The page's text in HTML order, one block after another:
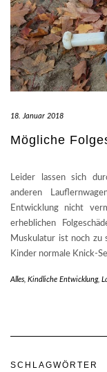
18. Januar 2018
Mögliche
Leider lassen sich
anderen
Entwicklung nicht
erheblichen
Muskulatur ist noch zu
Kinder normale Knick-
Alles, Kindliche Entwicklung,
SCHLAGWÖRTER